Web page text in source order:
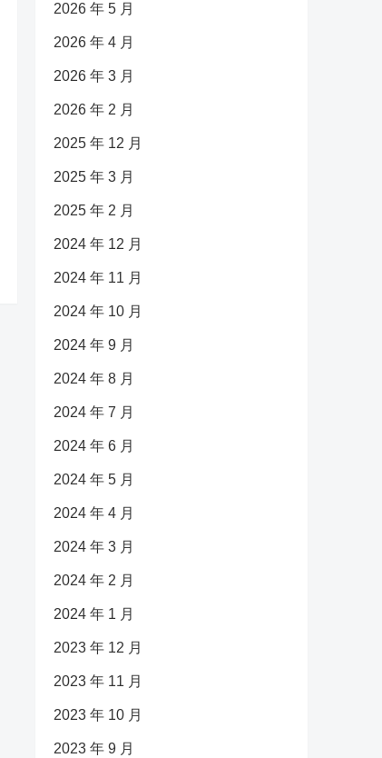
2026 年 5 月
2026 年 4 月
2026 年 3 月
2026 年 2 月
2025 年 12 月
2025 年 3 月
2025 年 2 月
2024 年 12 月
2024 年 11 月
2024 年 10 月
2024 年 9 月
2024 年 8 月
2024 年 7 月
2024 年 6 月
2024 年 5 月
2024 年 4 月
2024 年 3 月
2024 年 2 月
2024 年 1 月
2023 年 12 月
2023 年 11 月
2023 年 10 月
2023 年 9 月